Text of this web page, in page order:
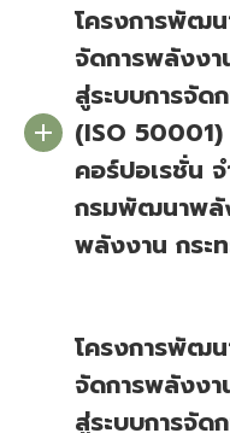
โครงการพัฒน
จัดการพลังงา
สู่ระบบการจัด
(ISO 50001)
คอร์ปอเรชั่น
กรมพัฒนาพลั
พลังงาน กระ
โครงการพัฒน
จัดการพลังงา
สู่ระบบการจัด